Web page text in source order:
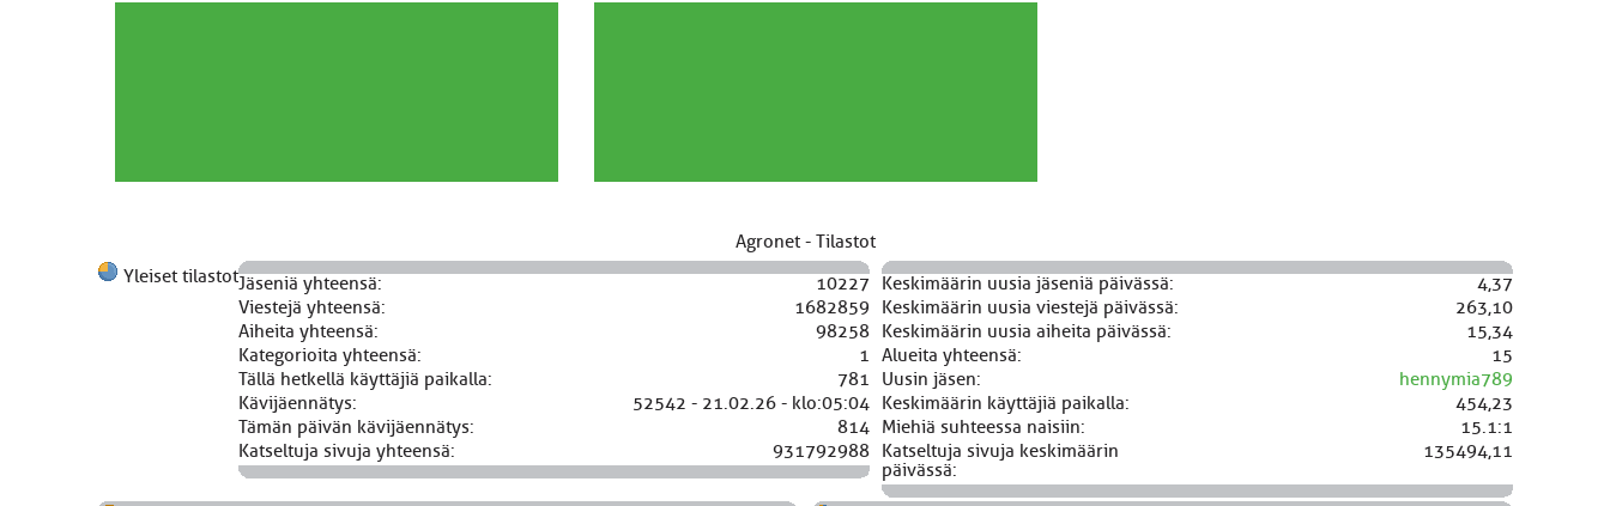
Agronet - Tilastot
Yleiset tilastotJäseniä yhteensä:
10227
Viestejä yhteensä:
1682859
Aiheita yhteensä:
98258
Kategorioita yhteensä:
1
Tällä hetkellä käyttäjiä paikalla:
781
Kävijäennätys:
52542 - 21.02.26 - klo:05:04
Tämän päivän kävijäennätys:
814
Katseltuja sivuja yhteensä:
931792988
Keskimäärin uusia jäseniä päivässä:
4,37
Keskimäärin uusia viestejä päivässä:
263,10
Keskimäärin uusia aiheita päivässä:
15,34
Alueita yhteensä:
15
Uusin jäsen:
hennymia789
Keskimäärin käyttäjiä paikalla:
454,23
Miehiä suhteessa naisiin:
15.1:1
Katseltuja sivuja keskimäärin
päivässä:
135494,11